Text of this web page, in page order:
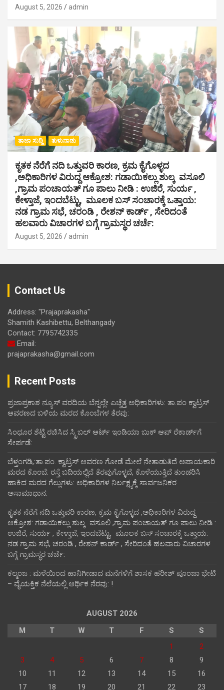
August 5, 2026 admin
ತಾಜಾ ಸುದ್ದಿ ತುಳುನಾಡು
ಕೃತಕ ನೆರೆಗೆ ನದಿ ಒತ್ತುವರಿ ಕಾರಣ, ಕ್ರಮ ಕೈಗೊಳ್ಳದ
,ಅಧಿಕಾರಿಗಳ ವಿರುದ್ದ ಆಕ್ರೋಶ: ಗಡಾಯಿಕಲ್ಲು ಶುಲ್ಕ ವಸೂಲಿ
,ಗ್ರಾಮ ಪಂಚಾಯತ್ ಗೂ ಪಾಲು ನೀಡಿ : ಉಜಿರೆ, ಸುರ್ಯ ,
ಕೇಳ್ತಾಜೆ, ಇಂದಬೆಟ್ಟು, ಮೂಲಕ ಬಸ್ ಸಂಚಾರಕ್ಕೆ ಒತ್ತಾಯ:
ನಡ ಗ್ರಾಮ ಸಭೆ, ಚರಂಡಿ , ರೇಶನ್ ಕಾರ್ಡ್ , ಸೇರಿದಂತೆ
ಹಲವಾರು ವಿಚಾರಗಳ ಬಗ್ಗೆ ಗ್ರಾಮಸ್ಥರ ಚರ್ಚೆ:
August 5, 2026 admin
Contact Us
Address: "Prajaprakasha"
Shamith Kashibettu, Belthangady
Contact: 7795742335
Email:
prajaprakasha@gmail.com
Recent Posts
ಪ್ರಜಾಪ್ರಕಾಶ ನ್ಯೂಸ್ ವರದಿಯ ಬೆನ್ನಲ್ಲೇ ಎಚ್ಚೆತ್ತ ಅಧಿಕಾರಿಗಳು: ತಾ.ಪಂ ಕ್ವಾಟ್ರಸ್
ಆವರಣದ ಬಳಿಯ ಮರದ ಕೊಂಬೆಗಳ ತೆರವು:
ಸಿಂಧೂರ ಶೆಟ್ಟಿ ರಚಿಸಿದ ಸ್ಕ್ರಿಬಲ್ ಆರ್ಟ್ ಇಂಡಿಯಾ ಬುಕ್ ಆಪ್ ರೆಕಾರ್ಡ್‌ಗೆ
ಸೇರ್ಪಡೆ:
ಬೆಳ್ತಂಗಡಿ,:ತಾ.ಪಂ‌. ಕ್ವಾಟ್ರಸ್ ಆವರಣ ಗೋಡೆ ಮೇಲೆ ನೇತಾಡುತಿದೆ ಅಪಾಯಕಾರಿ
ಮರದ ಕೊಂಬೆ: ರಸ್ತೆ ಬದಿಯಲ್ಲಿದೆ ತೆರವುಗೊಳ್ಳದೆ, ಕೊಳೆಯುತ್ತಿದೆ ತುಂಡರಿಸಿ
ಹಾಕಿದ ಮರದ ಗೆಲ್ಲುಗಳು: ಅಧಿಕಾರಿಗಳ ನಿರ್ಲಕ್ಷ್ಯಕ್ಕೆ ಸಾರ್ವಜನಿಕರ
ಅಸಾಮಾಧಾನ:
ಕೃತಕ ನೆರೆಗೆ ನದಿ ಒತ್ತುವರಿ ಕಾರಣ, ಕ್ರಮ ಕೈಗೊಳ್ಳದ ,ಅಧಿಕಾರಿಗಳ ವಿರುದ್ದ
ಆಕ್ರೋಶ: ಗಡಾಯಿಕಲ್ಲು ಶುಲ್ಕ ವಸೂಲಿ ,ಗ್ರಾಮ ಪಂಚಾಯತ್ ಗೂ ಪಾಲು ನೀಡಿ :
ಉಜಿರೆ, ಸುರ್ಯ , ಕೇಳ್ತಾಜೆ, ಇಂದಬೆಟ್ಟು, ಮೂಲಕ ಬಸ್ ಸಂಚಾರಕ್ಕೆ ಒತ್ತಾಯ:
ನಡ ಗ್ರಾಮ ಸಭೆ, ಚರಂಡಿ , ರೇಶನ್ ಕಾರ್ಡ್ , ಸೇರಿದಂತೆ ಹಲವಾರು ವಿಚಾರಗಳ
ಬಗ್ಗೆ ಗ್ರಾಮಸ್ಥರ ಚರ್ಚೆ:
ಕಲ್ಮಂಜ : ಮಳೆಯಿಂದ ಹಾನಿಗೀಡಾದ ಮನೆಗಳಿಗೆ ಶಾಸಕ ಹರೀಶ್ ಪೂಂಜಾ ಭೇಟಿ
– ವೈಯಕ್ತಿಕ ನೆಲೆಯಲ್ಲಿ ಆರ್ಥಿಕ‌ ನೆರವು: !
AUGUST 2026
M
T W T F S
S
1
2
3
4 5 6 7 8
9
10
11 12 13 14 15
16
17
18 19 20 21 22 23